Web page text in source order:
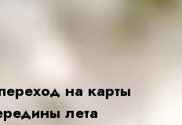
на карты
лета